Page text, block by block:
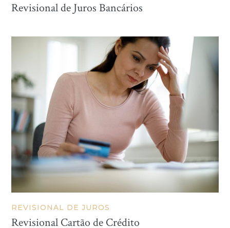
Revisional de Juros Bancários
REVISIONAL DE JUROS
Revisional Cartão de Crédito